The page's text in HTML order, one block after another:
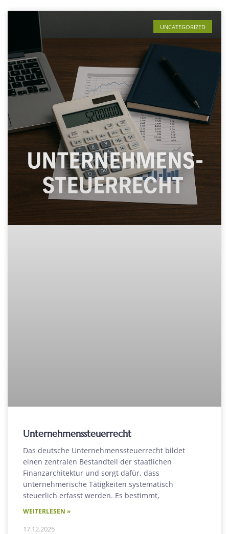
UNCATEGORIZED
Unternehmenssteuerrecht
Das deutsche Unternehmenssteuerrecht bildet
einen zentralen Bestandteil der staatlichen
Finanzarchitektur und sorgt dafür, dass
unternehmerische Tätigkeiten systematisch
steuerlich erfasst werden. Es bestimmt,
WEITERLESEN »
17.12.2025